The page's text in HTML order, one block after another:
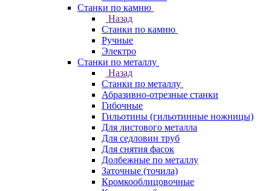
Станки по камню
Назад
Станки по камню
Ручные
Электро
Станки по металлу
Назад
Станки по металлу
Абразивно-отрезные станки
Гибочные
Гильотины (гильотинные ножницы)
Для листового металла
Для седловин труб
Для снятия фасок
Долбежные по металлу
Заточные (точила)
Кромкооблицовочные